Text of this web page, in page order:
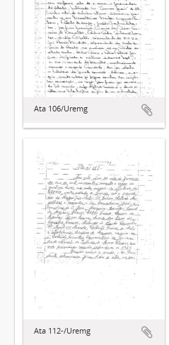
Ata 106/Uremg
Ata 112-/Uremg